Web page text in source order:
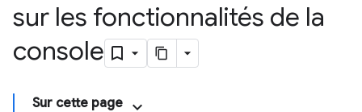
sur les fonctionnalités de la
console
Sur cette page